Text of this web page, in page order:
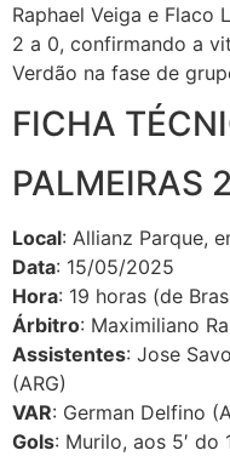
Raphael Veiga e Flaco
2 a 0, confirmando a
Verdão na fase de
FICHA
PALMEIRAS
Local: Allianz Parque,
Data: 15/05/2025
Hora: 19 horas (de
Árbitro: Maximiliano
Assistentes: Jose
(ARG)
VAR: German Delfino
Gols: Murilo, aos 5′ do